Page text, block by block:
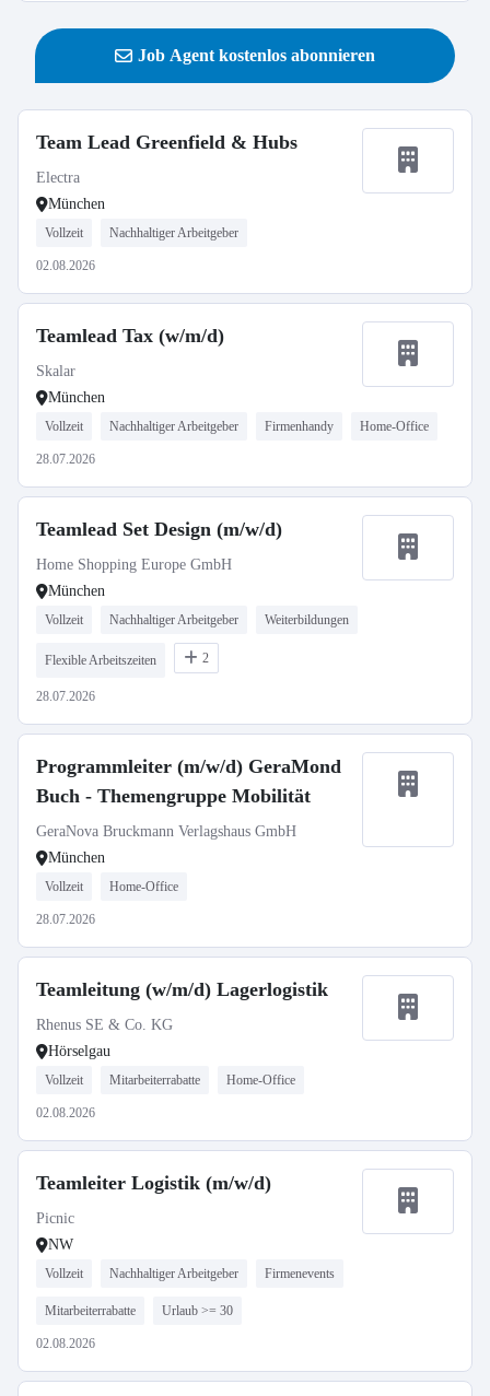
Job Agent kostenlos abonnieren
Team Lead Greenfield & Hubs
Electra
München
Vollzeit Nachhaltiger Arbeitgeber
02.08.2026
Teamlead Tax (w/m/d)
Skalar
München
Vollzeit Nachhaltiger Arbeitgeber Firmenhandy Home-Office
28.07.2026
Teamlead Set Design (m/w/d)
Home Shopping Europe GmbH
München
Vollzeit Nachhaltiger Arbeitgeber Weiterbildungen
Flexible Arbeitszeiten 2
28.07.2026
Programmleiter (m/w/d) GeraMond
Buch - Themengruppe Mobilität
GeraNova Bruckmann Verlagshaus GmbH
München
Vollzeit Home-Office
28.07.2026
Teamleitung (w/m/d) Lagerlogistik
Rhenus SE & Co. KG
Hörselgau
Vollzeit Mitarbeiterrabatte Home-Office
02.08.2026
Teamleiter Logistik (m/w/d)
Picnic
NW
Vollzeit Nachhaltiger Arbeitgeber Firmenevents
Mitarbeiterrabatte Urlaub >= 30
02.08.2026